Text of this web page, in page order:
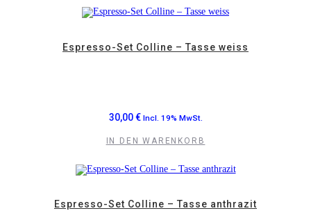
Espresso-Set Colline – Tasse weiss
30,00€ Incl. 19% MwSt.
IN DEN WARENKORB
Espresso-Set Colline – Tasse anthrazit